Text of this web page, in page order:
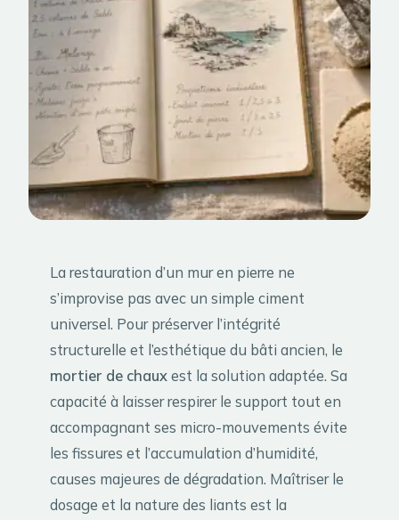
La restauration d’un mur en pierre ne
s’improvise pas avec un simple ciment
universel. Pour préserver l’intégrité
structurelle et l’esthétique du bâti ancien, le
mortier de chauxest la solution adaptée. Sa
capacité à laisser respirer le support tout en
accompagnant ses micro-mouvements évite
les fissures et l’accumulation d’humidité,
causes majeures de dégradation. Maîtriser le
dosage et la nature des liants est la